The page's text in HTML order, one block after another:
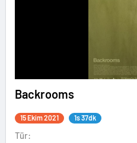
Backrooms
15 Ekim 2021 1s 37dk
Tür: